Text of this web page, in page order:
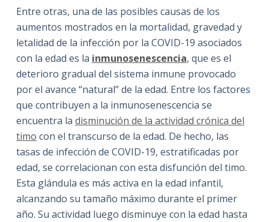
Entre otras, una de las posibles causas de los
aumentos mostrados en la mortalidad, gravedad y
letalidad de la infección por la COVID-19 asociados
con la edad es la inmunosenescencia, que es el
deterioro gradual del sistema inmune provocado
por el avance “natural” de la edad. Entre los factores
que contribuyen a la inmunosenescencia se
encuentra la disminución de la actividad crónica del
timo con el transcurso de la edad. De hecho, las
tasas de infección de COVID-19, estratificadas por
edad, se correlacionan con esta disfunción del timo.
Esta glándula es más activa en la edad infantil,
alcanzando su tamaño máximo durante el primer
año. Su actividad luego disminuye con la edad hasta